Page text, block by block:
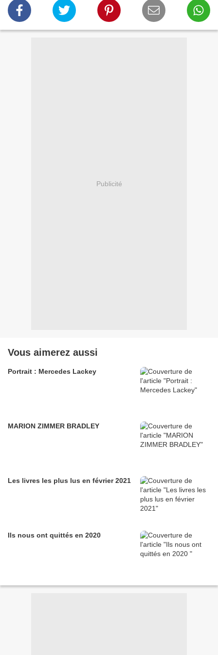
Publicité
Vous aimerez aussi
Portrait : Mercedes Lackey
MARION ZIMMER BRADLEY
Les livres les plus lus en février 2021
Ils nous ont quittés en 2020